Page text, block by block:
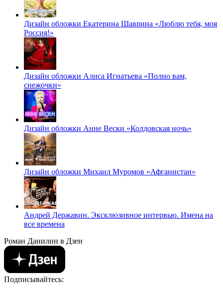
Дизайн обложки Екатерина Шаврина «Люблю тебя, моя
Россия!»
Дизайн обложки Алиса Игнатьева «Полно вам,
снежочки»
Дизайн обложки Анне Вески «Колдовская ночь»
Дизайн обложки Михаил Муромов «Афганистан»
Андрей Державин. Эксклюзивное интервью. Имена на
все времена
Роман Данилин в Дзен
Подписывайтесь: